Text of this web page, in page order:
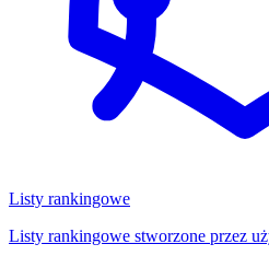
Listy rankingowe
Listy rankingowe stworzone przez